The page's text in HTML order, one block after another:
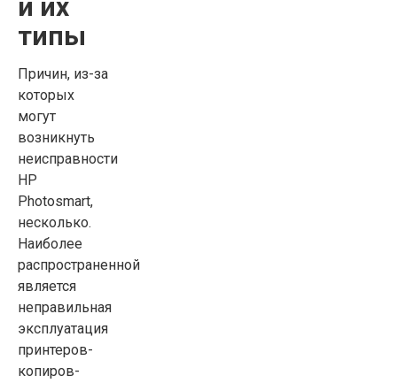
и их
типы
Причин, из-за
которых
могут
возникнуть
неисправности
HP
Photosmart,
несколько.
Наиболее
распространенной
является
неправильная
эксплуатация
принтеров-
копиров-